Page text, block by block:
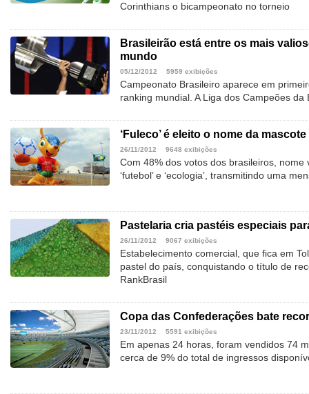
Corinthians o bicampeonato no torneio
Brasileirão está entre os mais
mundo
05/12/2012 5959 exibições
Campeonato Brasileiro aparece em
ranking mundial. A Liga dos Campeões
‘Fuleco’ é eleito o nome da
26/11/2012 9648 exibições
Com 48% dos votos dos brasileiros,
‘futebol’ e ‘ecologia’, transmitindo uma
Pastelaria cria pastéis especiais
26/11/2012 9067 exibições
Estabelecimento comercial, que fica em
pastel do país, conquistando o título de
RankBrasil
Copa das Confederações bate
23/11/2012 5591 exibições
Em apenas 24 horas, foram vendidos 74
cerca de 9% do total de ingressos